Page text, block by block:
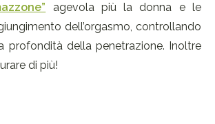
agevola più la donna e le
dell’orgasmo, controllando
profondità della penetrazione. Inoltre
di più!